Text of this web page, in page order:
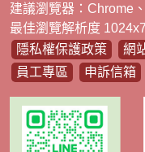
建議瀏覽器：Chrome
最佳瀏覽解析度
隱私權保護政策
網
員工專區
申訴信箱